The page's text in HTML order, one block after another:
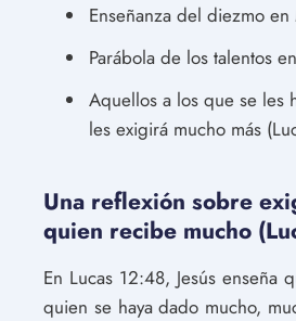
Enseñanza del diezmo
Parábola de los talentos
Aquellos a los que se les
les exigirá mucho más
Una reflexión sobre
quien recibe mucho
En Lucas 12:48, Jesús enseña
quien se haya dado mucho,